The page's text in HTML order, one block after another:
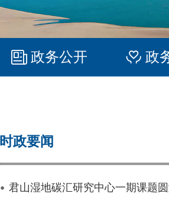
政务公开 政
时政要闻
君山湿地碳汇研究中心一期课题